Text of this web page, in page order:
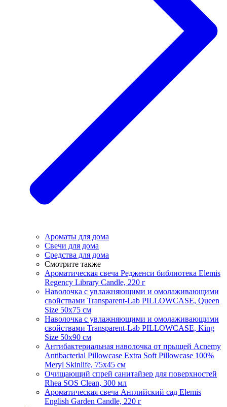
Ароматы для дома
Свечи для дома
Средства для дома
Смотрите также
Ароматическая свеча Редженси библиотека Elemis
Regency Library Candle, 220 г
Наволочка с увлажняющими и омолаживающими
свойствами Transparent-Lab PILLOWCASE, Queen
Size 50x75 см
Наволочка с увлажняющими и омолаживающими
свойствами Transparent-Lab PILLOWCASE, King
Size 50x90 см
Антибактериальная наволочка от прыщей Acnemy
Antibacterial Pillowcase Extra Soft Pillowcase 100%
Meryl Skinlife, 75х45 см
Очищающий спрей санитайзер для поверхностей
Rhea SOS Clean, 300 мл
Ароматическая свеча Английский сад Elemis
English Garden Candle, 220 г